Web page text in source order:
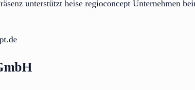
unterstützt heise regioconcept Unternehmen